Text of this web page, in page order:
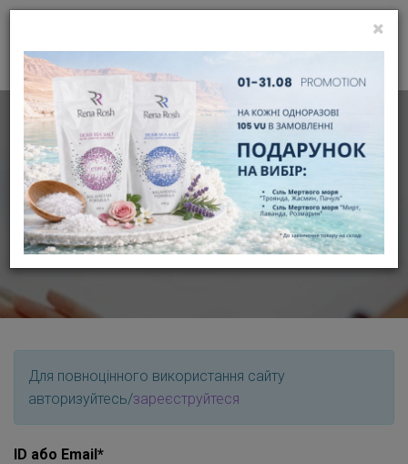
АВТОРИЗАЦІЯ
Для повноцінного використання сайту
авторизуйтесь/зареєструйтеся
ID або Email*